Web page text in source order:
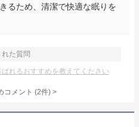
るため、清潔で快適な眠りを
れた質問
れるおすすめを教えてください
コメント (2件) >